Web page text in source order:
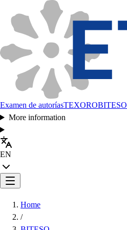
Examen de autoríasTEXOROBITESO
More information
EN
Home
/